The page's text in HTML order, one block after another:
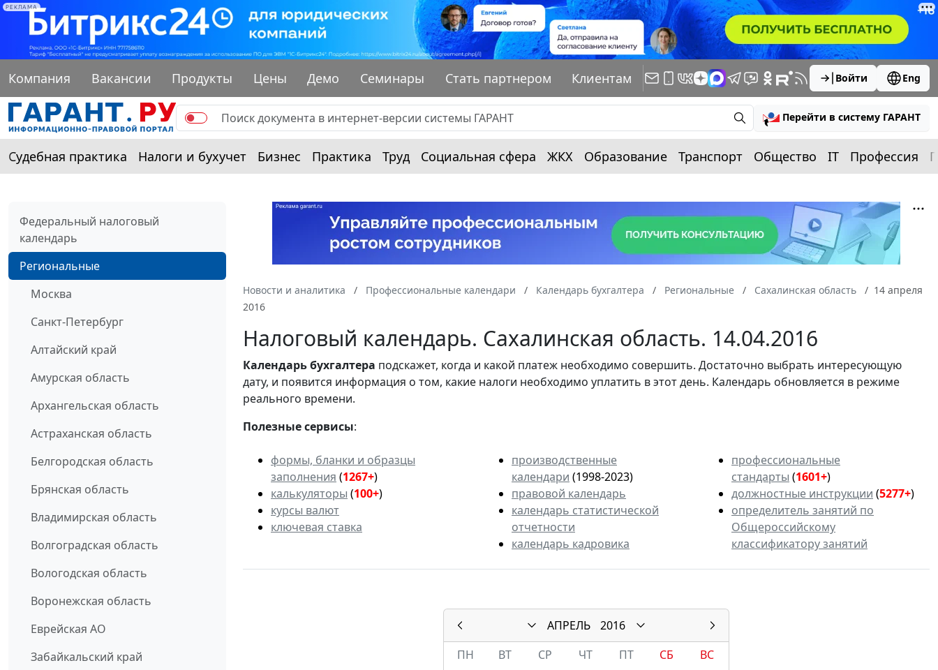
РЕКЛАМА
Компания Вакансии Продукты Цены Демо Семинары Стать партнером Клиентам Войти Eng
Перейти в систему ГАРАНТ
Судебная практика Налоги и бухучет Бизнес Практика Труд Социальная сфера ЖКХ Образование Транспорт Общество IT Профессия
Федеральный налоговый
календарь
Региональные
Москва
Санкт-Петербург
Алтайский край
Амурская область
Архангельская область
Астраханская область
Белгородская область
Брянская область
Владимирская область
Волгоградская область
Вологодская область
Воронежская область
Еврейская АО
Забайкальский край
Новости и аналитика Профессиональные календари Календарь бухгалтера Региональные Сахалинская область
14 апреля
2016
Налоговый календарь. Сахалинская область. 14.04.2016
Календарьбухгалтера подскажет, когда и какой платеж необходимо совершить. Достаточно выбрать интересующую
дату, и появится информация о том, какие налоги необходимо уплатить в этот день. Календарь обновляется в режиме
реального времени.
Полезные сервисы:
формы, бланки и образцы
заполнения (1267+)
калькуляторы (100+)
курсы валют
ключевая ставка
производственные
календари (1998-2023)
правовой календарь
календарь статистической
отчетности
календарь кадровика
профессиональные
стандарты (1601+)
должностные инструкции (5277+)
определитель занятий по
Общероссийскому
классификатору занятий
АПРЕЛЬ
2016
ПН
ВТ СР ЧТ ПТ СБ
ВС